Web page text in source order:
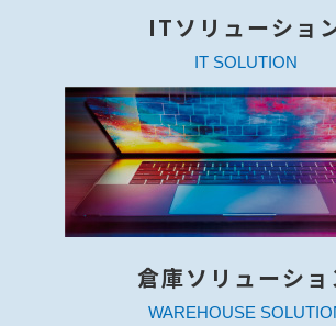
ITソリューショ
IT SOLUTION
倉庫ソリューショ
WAREHOUSE